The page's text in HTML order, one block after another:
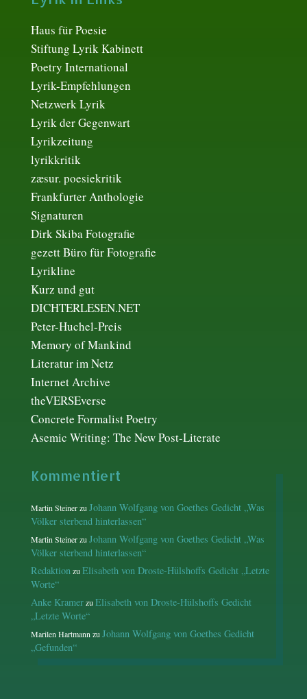
Haus für Poesie
Stiftung Lyrik Kabinett
Poetry International
Lyrik-Empfehlungen
Netzwerk Lyrik
Lyrik der Gegenwart
Lyrikzeitung
lyrikkritik
zæsur. poesiekritik
Frankfurter Anthologie
Signaturen
Dirk Skiba Fotografie
gezett Büro für Fotografie
Lyrikline
Kurz und gut
DICHTERLESEN.NET
Peter-Huchel-Preis
Memory of Mankind
Literatur im Netz
Internet Archive
theVERSEverse
Concrete Formalist Poetry
Asemic Writing: The New Post-Literate
Kommentiert
Martin SteinerzuJohann Wolfgang von Goethes Gedicht „Was
Völker sterbend hinterlassen“
Martin SteinerzuJohann Wolfgang von Goethes Gedicht „Was
Völker sterbend hinterlassen“
RedaktionzuElisabeth von Droste-Hülshoffs Gedicht „Letzte
Worte“
Anke KramerzuElisabeth von Droste-Hülshoffs Gedicht
„Letzte Worte“
Marilen HartmannzuJohann Wolfgang von Goethes Gedicht
„Gefunden“